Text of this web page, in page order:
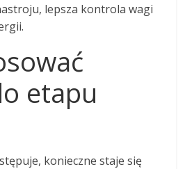
lepsza kontrola wagi
etapu
konieczne staje się